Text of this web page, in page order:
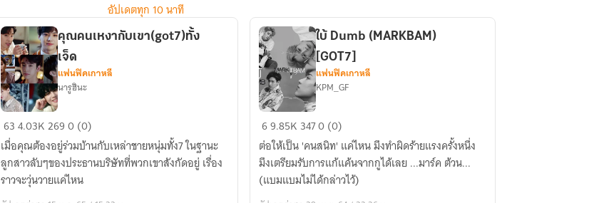
อัปเดตทุก 10 นาที
คุณ
คน
เหงา
กับ
เขา(got7)ทั้ง
คุณคนเหงากับเขา(got7)ทั้ง
เจ็ด
แฟนฟิคเกาหลี
นารูฮินะ
63 4.03K 269 0 (0)
เมื่อคุณต้องอยู่ร่วมบ้านกับเหล่าชายหนุ่มทั้ง7 ในฐานะ
ลูกสาวลับๆของประธานบริษัทที่พวกเขาสังกัดอยู่ เรื่อง
ราวจะวุ่นวายแค่ไหน
ใบ้
Dumb
(MARKBAM)
[GOT7]
ใบ้ Dumb (MARKBAM)
[GOT7]
แฟนฟิคเกาหลี
KPM_GF
69.85K 3470 (0)
ต่อให้เป็น 'คนสนิท' แค่ไหน มึงทำผิดร้ายแรงครั้งหนึ่ง
มึงเตรียมรับการแก้แค้นจากกูได้เลย ...มาร์ค ต้วน...
(แบมแบมไม่ได้กล่าวไว้)